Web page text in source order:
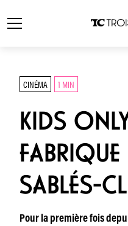
CINÉMA 1 MIN
KIDS
FABRIQUE
SABLÉS-
Pour la première fois